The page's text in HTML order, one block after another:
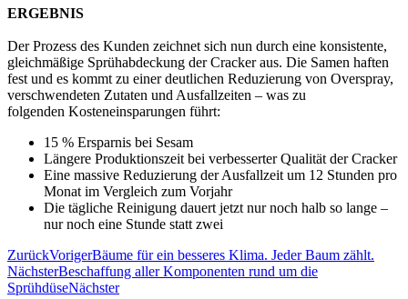
ERGEBNIS
Der Prozess des Kunden zeichnet sich nun durch eine konsistente,
gleichmäßige Sprühabdeckung der Cracker aus. Die Samen haften
fest und es kommt zu einer deutlichen Reduzierung von Overspray,
verschwendeten Zutaten und Ausfallzeiten – was zu
folgenden Kosteneinsparungen führt:
15 % Ersparnis bei Sesam
Längere Produktionszeit bei verbesserter Qualität der Cracker
Eine massive Reduzierung der Ausfallzeit um 12 Stunden pro
Monat im Vergleich zum Vorjahr
Die tägliche Reinigung dauert jetzt nur noch halb so lange –
nur noch eine Stunde statt zwei
ZurückVorigerBäume für ein besseres Klima. Jeder Baum zählt.
NächsterBeschaffung aller Komponenten rund um die
SprühdüseNächster